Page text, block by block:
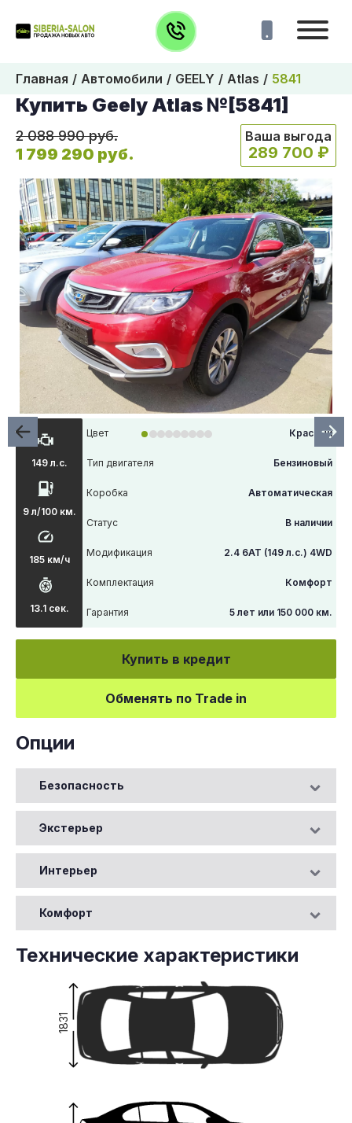
Главная Автомобили GEELY Atlas 5841
Купить Geely Atlas №[5841]
2 088 990 руб.
1 799 290 руб.
Ваша выгода
289 700 ₽
149 л.с.
9 л/100 км.
185 км/ч
13.1 сек.
Цвет Красный
Тип двигателя Бензиновый
Коробка Автоматическая
Статус В наличии
Модификация 2.4 6АТ (149 л.с.) 4WD
Комплектация Комфорт
Гарантия 5 лет или 150 000 км.
Купить в кредит
Обменять по Trade in
Опции
Безопасность
Экстерьер
Интерьер
Комфорт
Технические характеристики
1831